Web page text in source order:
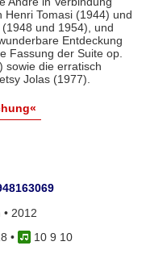
Henri Tomasi (1944) und
(1948 und 1954), und
Entdeckung
Fassung der Suite op.
sowie die erratisch
Jolas (1977).
• 2012
•
10 9 10